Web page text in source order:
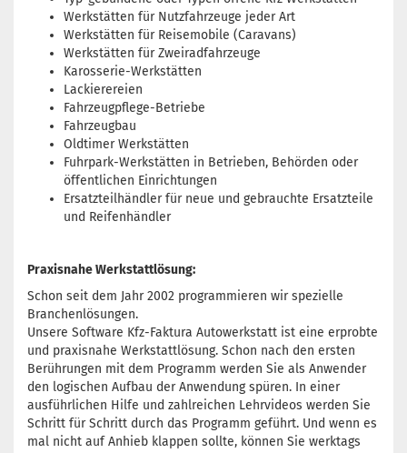
Werkstätten für Nutzfahrzeuge jeder Art
Werkstätten für Reisemobile (Caravans)
Werkstätten für Zweiradfahrzeuge
Karosserie-Werkstätten
Lackierereien
Fahrzeugpflege-Betriebe
Fahrzeugbau
Oldtimer Werkstätten
Fuhrpark-Werkstätten in Betrieben, Behörden oder
öffentlichen Einrichtungen
Ersatzteilhändler für neue und gebrauchte Ersatzteile
und Reifenhändler
Praxisnahe Werkstattlösung:
Schon seit dem Jahr 2002 programmieren wir spezielle
Branchenlösungen.
Unsere Software Kfz-Faktura Autowerkstatt ist eine erprobte
und praxisnahe Werkstattlösung. Schon nach den ersten
Berührungen mit dem Programm werden Sie als Anwender
den logischen Aufbau der Anwendung spüren. In einer
ausführlichen Hilfe und zahlreichen Lehrvideos werden Sie
Schritt für Schritt durch das Programm geführt. Und wenn es
mal nicht auf Anhieb klappen sollte, können Sie werktags